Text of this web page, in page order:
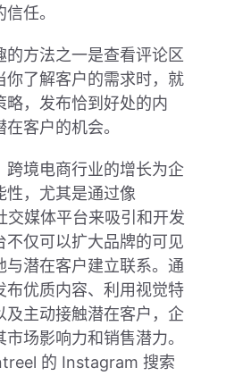
任。
的方法之一是查看评论区
你了解客户的需求时，就
略，发布恰到好处的内
客户的机会。
跨境电商行业的增长为企
性，尤其是通过像
媒体平台来吸引和开发
不仅可以扩大品牌的可见
与潜在客户建立联系。通
布优质内容、利用视觉特
及主动接触潜在客户，企
场影响力和销售潜力。
的 Instagram 搜索